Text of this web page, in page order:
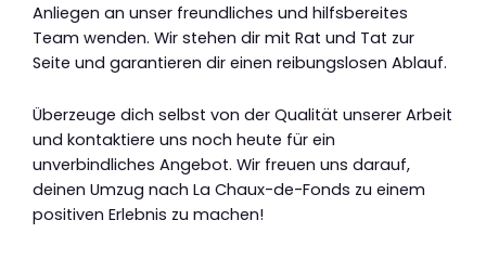
Anliegen an unser freundliches und hilfsbereites
Team wenden. Wir stehen dir mit Rat und Tat zur
Seite und garantieren dir einen reibungslosen Ablauf.
Überzeuge dich selbst von der Qualität unserer Arbeit
und kontaktiere uns noch heute für ein
unverbindliches Angebot. Wir freuen uns darauf,
deinen Umzug nach La Chaux-de-Fonds zu einem
positiven Erlebnis zu machen!